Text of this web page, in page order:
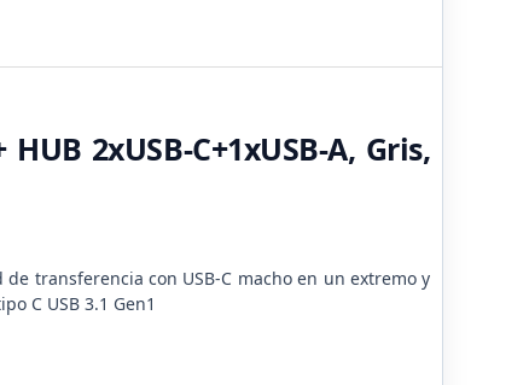
2xUSB-C+1xUSB-A, Gris,
transferencia con USB-C macho en un extremo y
C USB 3.1 Gen1